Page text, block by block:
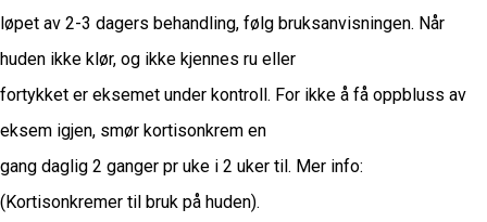
løpet av 2-3 dagers behandling, følg bruksanvisningen. Når
huden ikke klør, og ikke kjennes ru eller
fortykket er eksemet under kontroll. For ikke å få oppbluss av
eksem igjen, smør kortisonkrem en
gang daglig 2 ganger pr uke i 2 uker til. Mer info:
(Kortisonkremer til bruk på huden).